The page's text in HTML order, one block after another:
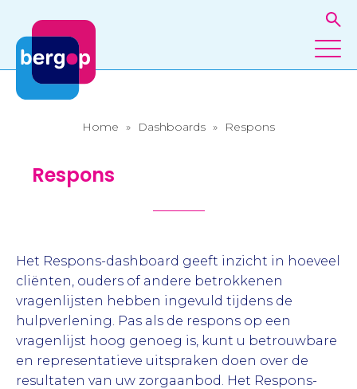
Home » Dashboards » Respons
Respons
Het Respons-dashboard geeft inzicht in hoeveel
cliënten, ouders of andere betrokkenen
vragenlijsten hebben ingevuld tijdens de
hulpverlening. Pas als de respons op een
vragenlijst hoog genoeg is, kunt u betrouwbare
en representatieve uitspraken doen over de
resultaten van uw zorgaanbod. Het Respons-